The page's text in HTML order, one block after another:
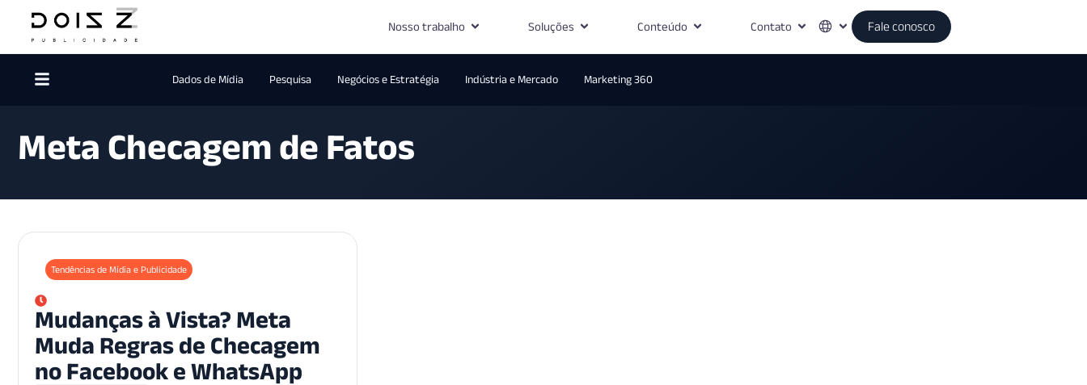
Nosso trabalho Soluções Conteúdo Contato Fale conosco
Dados de Mídia Pesquisa Negócios e Estratégia Indústria e Mercado Marketing 360
Meta Checagem de Fatos
Tendências de Mídia e Publicidade
Mudanças à Vista? Meta
Muda Regras de Checagem
no Facebook e WhatsApp